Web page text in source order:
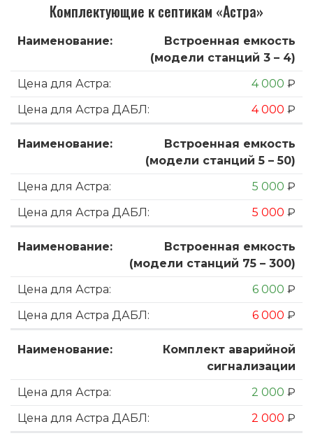
Комплектующие к септикам «Астра»
Встроенная емкость
(модели станций 3 – 4)
4 000 ₽
4 000 ₽
Встроенная емкость
(модели станций 5 – 50)
5 000 ₽
5 000 ₽
Встроенная емкость
(модели станций 75 – 300)
6 000 ₽
6 000 ₽
Комплект аварийной
сигнализации
2 000 ₽
2 000 ₽